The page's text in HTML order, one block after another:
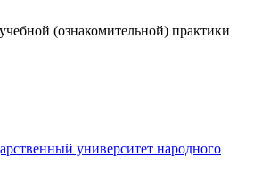
(ознакомительной) практики
университет народного